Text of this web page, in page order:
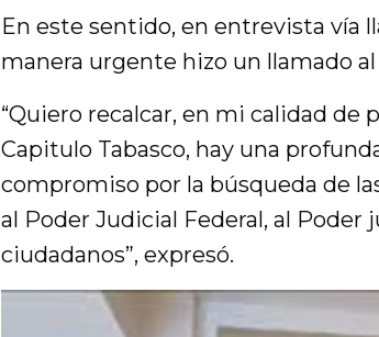
En este sentido, en entrevista vía
manera urgente hizo un llamado
“Quiero recalcar, en mi calidad de
Capitulo Tabasco, hay una
compromiso por la búsqueda de
al Poder Judicial Federal, al
ciudadanos”, expresó.